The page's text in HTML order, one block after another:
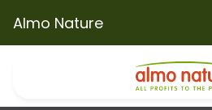
Almo Nature